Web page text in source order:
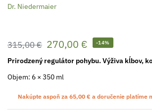
Dr. Niedermaier
315,00€ 270,00 € -14%
Prirodzený regulátor pohybu. Výživa kĺbov,
Objem: 6 × 350 ml
Nakúpte aspoň za 65,00 € a doručenie platíme